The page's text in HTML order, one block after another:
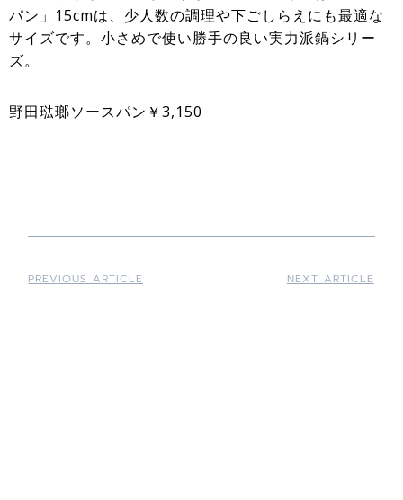
パン」15cmは、少人数の調理や下ごしらえにも最適な
サイズです。小さめで使い勝手の良い実力派鍋シリー
ズ。
野田琺瑯ソースパン￥3,150
PREVIOUS ARTICLE NEXT ARTICLE